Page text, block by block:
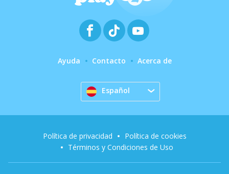
Ayuda Contacto Acerca de
Español
Política de privacidad
Política de cookies
Términos y Condiciones de Uso